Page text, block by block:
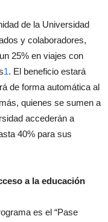
de la Universidad
y colaboradores,
25% en viajes con
1. El beneficio estará
de forma automática al
quienes se sumen a
accederán a
40% para sus
a la educación
es el “Pase